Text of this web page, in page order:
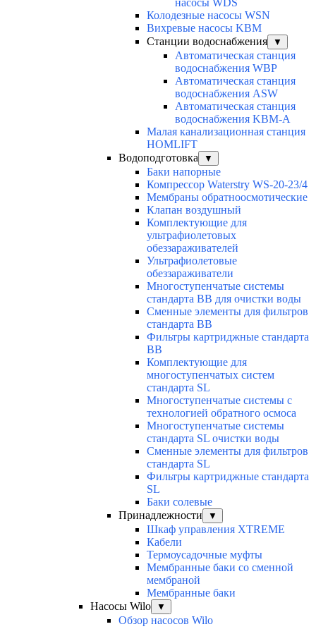
насосы WDS
Колодезные насосы WSN
Вихревые насосы KBM
Станции водоснабжения
▼
Автоматическая станция
водоснабжения WBP
Автоматическая станция
водоснабжения ASW
Автоматическая станция
водоснабжения KBM-A
Малая канализационная станция
HOMLIFT
Водоподготовка
▼
Баки напорные
Компрессор Waterstry WS-20-23/4
Мембраны обратноосмотические
Клапан воздушный
Комплектующие для
ультрафиолетовых
обеззараживателей
Ультрафиолетовые
обеззараживатели
Многоступенчатые системы
стандарта BB для очистки воды
Сменные элементы для фильтров
стандарта BB
Фильтры картриджные стандарта
BB
Комплектующие для
многоступенчатых систем
стандарта SL
Многоступенчатые системы с
технологией обратного осмоса
Многоступенчатые системы
стандарта SL очистки воды
Cменные элементы для фильтров
стандарта SL
Фильтры картриджные стандарта
SL
Баки солевые
Принадлежности
▼
Шкаф управления XTREME
Кабели
Термоусадочные муфты
Мембранные баки со сменной
мембраной
Мембранные баки
Насосы Wilo
▼
Обзор насосов Wilo